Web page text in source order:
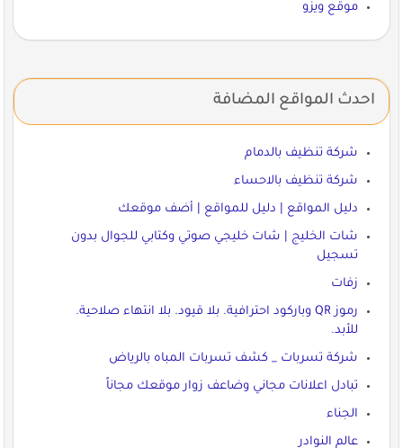
موقع ويزو
احدث المواقع المضافة
شركة تنظيف بالدمام
شركة تنظيف بالاحساء
دليل المواقع | دليل للمواقع | أضف موقعك
شات الخليج | شات خليجي صوتي وكتابي للجوال بدون
تسجيل
زفات
رموز QR وباركود احترافية. بلا قيود. بلا انتهاء صلاحية.
للأبد.
شركة تسربات _ كشف تسربات المباه بالرياض
تبادل اعلانات مجاني وضاعف زوار موقعك مجاناً
الجناء
عالم النوادر